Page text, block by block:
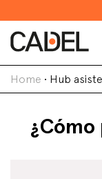
Home • Hub
¿Cómo